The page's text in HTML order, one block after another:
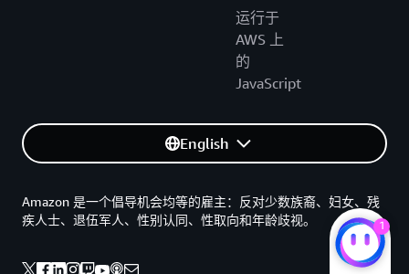
运行于
AWS 上
的
JavaScript
English
Amazon 是一个倡导机会均等的雇主：反对少数族裔、妇女、残
疾人士、退伍军人、性别认同、性取向和年龄歧视。
1